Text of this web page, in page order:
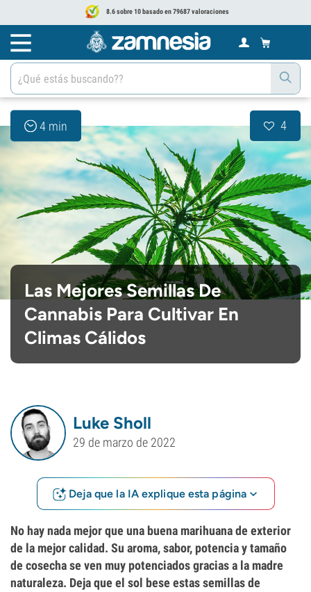
8.6 sobre 10 basado en 79687 valoraciones
4 min 4
Las Mejores Semillas De
Cannabis Para Cultivar En
Climas Cálidos
Luke Sholl
29 de marzo de 2022
Deja que la IA explique esta página
No hay nada mejor que una buena marihuana de exterior
de la mejor calidad. Su aroma, sabor, potencia y tamaño
de cosecha se ven muy potenciados gracias a la madre
naturaleza. Deja que el sol bese estas semillas de